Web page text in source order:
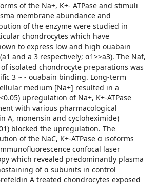
of the Na+, K+- ATPase and stimuli
membrane abundance and
of the enzyme were studied in
chondrocytes which have
to express low and high ouabain
and a 3 respectively; α1>>a3). The Naf,
of isolated chondrocyte preparations was
3 ~ - ouabain binding. Long-term
medium [Na+] resulted in a
upregulation of Na+, K+-ATPase
with various pharmacological
A, monensin and cycloheximide)
blocked the upregulation. The
of the NaC, K+-ATPase α isoforms
confocal laser
which revealed predominantly plasma
of α subunits in control
A treated chondrocytes exposed